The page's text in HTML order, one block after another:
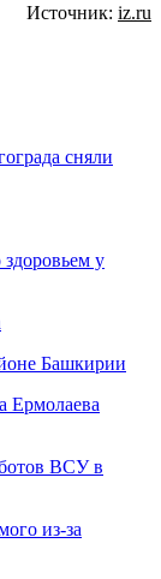
Источник: iz.ru
сняли
у
Башкирии
Ермолаева
ВСУ в
из-за